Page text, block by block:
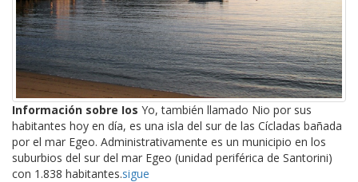
Información sobre Ios Yo, también llamado Nio por sus
habitantes hoy en día, es una isla del sur de las Cícladas bañada
por el mar Egeo. Administrativamente es un municipio en los
suburbios del sur del mar Egeo (unidad periférica de Santorini)
con 1.838 habitantes.sigue